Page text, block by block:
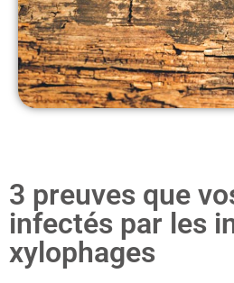
3 preuves que
infectés par les
xylophages